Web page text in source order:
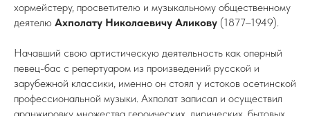
хормейстеру, просветителю и музыкальному общественному
деятелю Ахполату Николаевичу Аликову (1877–1949).
Начавший свою артистическую деятельность как оперный
певец-бас с репертуаром из произведений русской и
зарубежной классики, именно он стоял у истоков осетинской
профессиональной музыки. Ахполат записал и осуществил